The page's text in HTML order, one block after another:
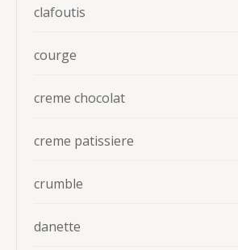
clafoutis
courge
creme chocolat
creme patissiere
crumble
danette